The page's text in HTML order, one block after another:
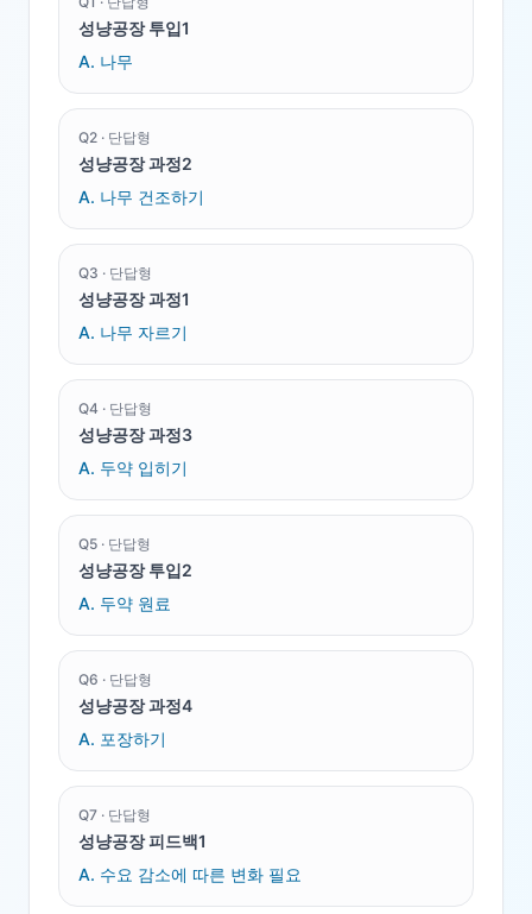
성냥공장 투입1
A. 나무
Q2 · 단답형
성냥공장 과정2
A. 나무 건조하기
Q3 · 단답형
성냥공장 과정1
A. 나무 자르기
Q4 · 단답형
성냥공장 과정3
A. 두약 입히기
Q5 · 단답형
성냥공장 투입2
A. 두약 원료
Q6 · 단답형
성냥공장 과정4
A. 포장하기
Q7 · 단답형
성냥공장 피드백1
A. 수요 감소에 따른 변화 필요